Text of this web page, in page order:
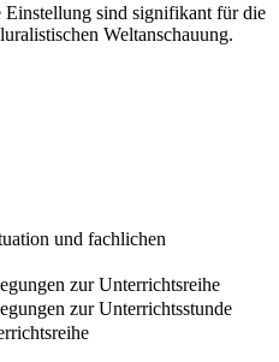
sind signifikant für die
Weltanschauung.
und fachlichen
zur Unterrichtsreihe
zur Unterrichtsstunde